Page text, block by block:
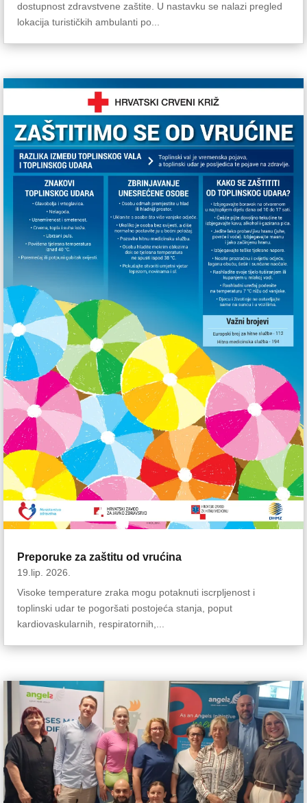
dostupnost zdravstvene zaštite. U nastavku se nalazi pregled
lokacija turističkih ambulanti po...
Preporuke za zaštitu od vrućina
19.lip. 2026.
Visoke temperature zraka mogu potaknuti iscrpljenost i
toplinski udar te pogoršati postojeća stanja, poput
kardiovaskularnih, respiratornih,...